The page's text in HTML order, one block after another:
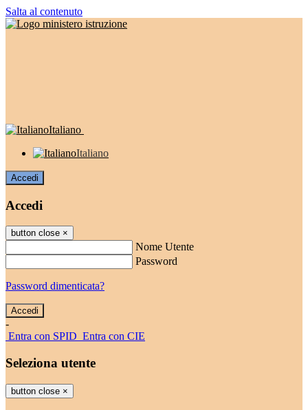
Salta al contenuto
Italiano
Italiano
Accedi
Accedi
button close ×
Nome Utente
Password
Password dimenticata?
-
Entra con SPID Entra con CIE
Seleziona utente
button close ×